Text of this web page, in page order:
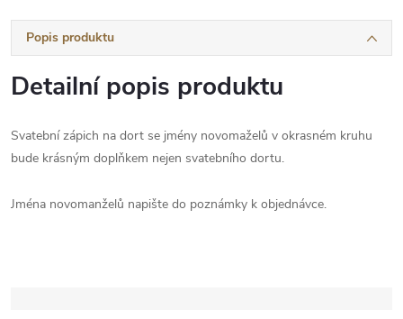
Popis produktu
Detailní popis produktu
Svatební zápich na dort se jmény novomaželů v okrasném kruhu
bude krásným doplňkem nejen svatebního dortu.
Jména novomanželů napište do poznámky k objednávce.